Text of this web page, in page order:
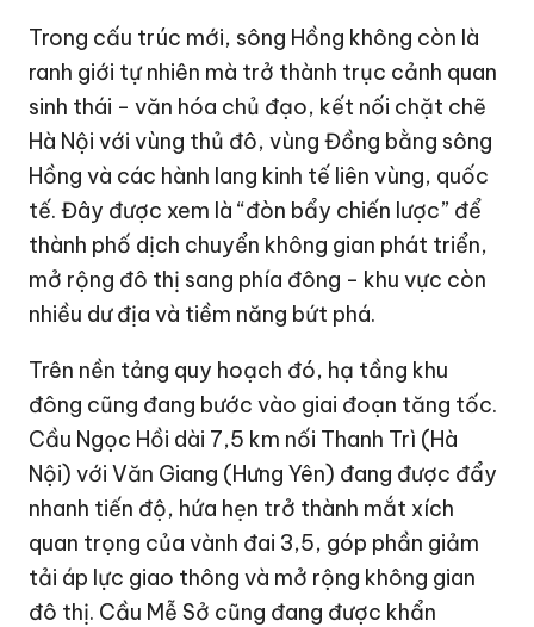
Trong cấu trúc mới, sông Hồng không còn là
ranh giới tự nhiên mà trở thành trục cảnh quan
sinh thái - văn hóa chủ đạo, kết nối chặt chẽ
Hà Nội với vùng thủ đô, vùng Đồng bằng sông
Hồng và các hành lang kinh tế liên vùng, quốc
tế. Đây được xem là “đòn bẩy chiến lược” để
thành phố dịch chuyển không gian phát triển,
mở rộng đô thị sang phía đông - khu vực còn
nhiều dư địa và tiềm năng bứt phá.
Trên nền tảng quy hoạch đó, hạ tầng khu
đông cũng đang bước vào giai đoạn tăng tốc.
Cầu Ngọc Hồi dài 7,5 km nối Thanh Trì (Hà
Nội) với Văn Giang (Hưng Yên) đang được đẩy
nhanh tiến độ, hứa hẹn trở thành mắt xích
quan trọng của vành đai 3,5, góp phần giảm
tải áp lực giao thông và mở rộng không gian
đô thị. Cầu Mễ Sở cũng đang được khẩn